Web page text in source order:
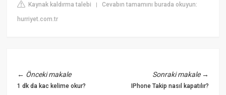
Kaynak kaldırma talebi |Cevabın tamamını burada okuyun:
hurriyet.com.tr
← Önceki makale
1 dk da kac kelime okur?
Sonraki makale→
IPhone Takip nasıl kapatılır?